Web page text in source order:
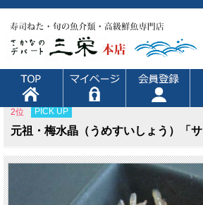
2位 PICK UP
元祖・梅水晶（うめすいしょう）「サ